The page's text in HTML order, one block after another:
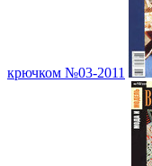
крючком №03-2011